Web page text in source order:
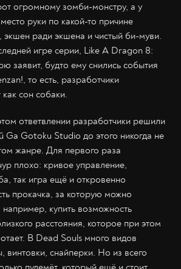
огромному зомби-монстру, а у
руки по какой-то причине
экшен ради экшена и чистый би-муви.
игре серии, Like A Dragon 8:
заявит, будто ему снились события
то есть, разработчики
сон собаки.
ответвлении разработчики решили
Ga Gotoku Studio до этого никогда не
жанре. Для первого раза
плохо: кривое управление,
так игра ещё и откровенно
прокачка, за которую можно
купить возможность
расстояния, которое при этом
В Dead Souls много видов
винтовки, снайперки. Но из всего